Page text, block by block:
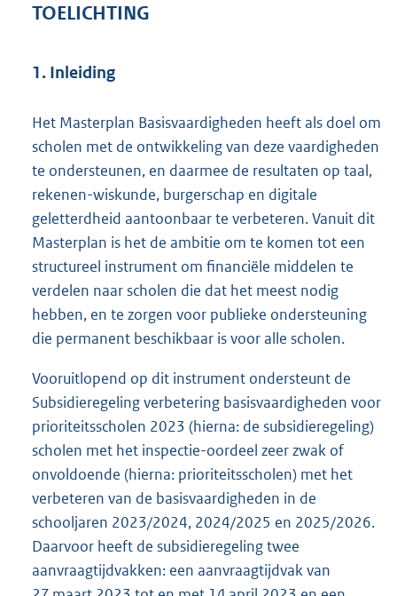
TOELICHTING
1. Inleiding
Het Masterplan Basisvaardigheden heeft als doel om
scholen met de ontwikkeling van deze vaardigheden
te ondersteunen, en daarmee de resultaten op taal,
rekenen-wiskunde, burgerschap en digitale
geletterdheid aantoonbaar te verbeteren. Vanuit dit
Masterplan is het de ambitie om te komen tot een
structureel instrument om financiële middelen te
verdelen naar scholen die dat het meest nodig
hebben, en te zorgen voor publieke ondersteuning
die permanent beschikbaar is voor alle scholen.
Vooruitlopend op dit instrument ondersteunt de
Subsidieregeling verbetering basisvaardigheden voor
prioriteitsscholen 2023 (hierna: de subsidieregeling)
scholen met het inspectie-oordeel zeer zwak of
onvoldoende (hierna: prioriteitsscholen) met het
verbeteren van de basisvaardigheden in de
schooljaren 2023/2024, 2024/2025 en 2025/2026.
Daarvoor heeft de subsidieregeling twee
aanvraagtijdvakken: een aanvraagtijdvak van